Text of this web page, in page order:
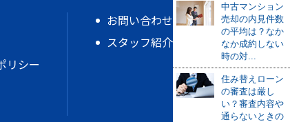
中古マンション
売却の内見件数
の平均は？なか
なか成約しない
時の対...
住み替えローン
の審査は厳し
い？審査内容や
通らないときの
リシー
お問い合わせ
スタッフ紹介